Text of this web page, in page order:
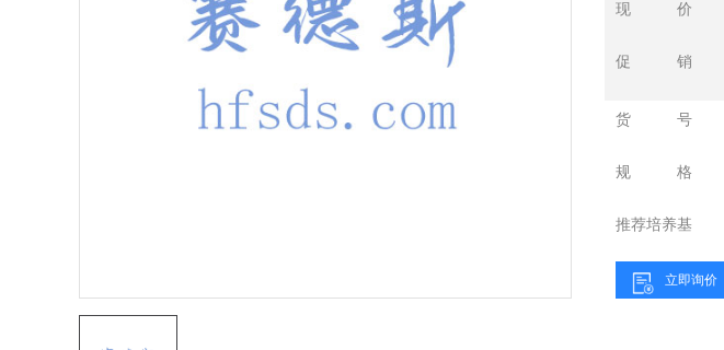
现价
促销
货号
规格
推荐培养基
立即询价